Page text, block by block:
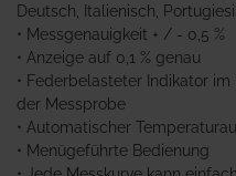
Deutsch, Italienisch,
• Messgenauigkeit + / - 0,5 %
• Anzeige auf 0,1 % genau
• Federbelasteter Indikator
der Messprobe
• Automatischer
• Menügeführte Bedienung